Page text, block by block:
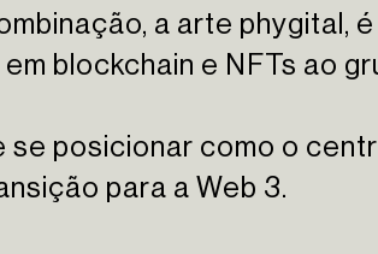
a arte phygital,
blockchain e NFTs ao
posicionar como o
para a Web 3.